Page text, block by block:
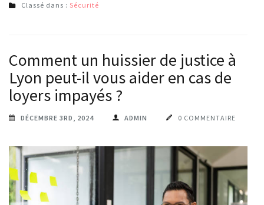
Classé dans : Sécurité
Comment un huissier de justice à
Lyon peut-il vous aider en cas de
loyers impayés ?
DÉCEMBRE 3RD, 2024 ADMIN 0 COMMENTAIRE